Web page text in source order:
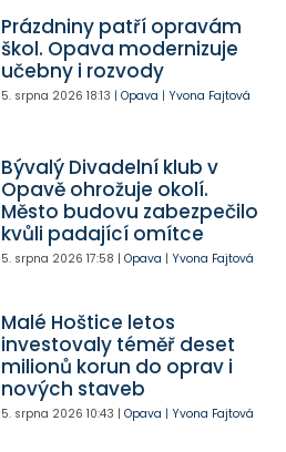
Prázdniny patří opravám
škol. Opava modernizuje
učebny i rozvody
5. srpna 2026 18:13 | Opava | Yvona Fajtová
Bývalý Divadelní klub v
Opavě ohrožuje okolí.
Město budovu zabezpečilo
kvůli padající omítce
5. srpna 2026 17:58 | Opava | Yvona Fajtová
Malé Hoštice letos
investovaly téměř deset
milionů korun do oprav i
nových staveb
5. srpna 2026 10:43 | Opava | Yvona Fajtová